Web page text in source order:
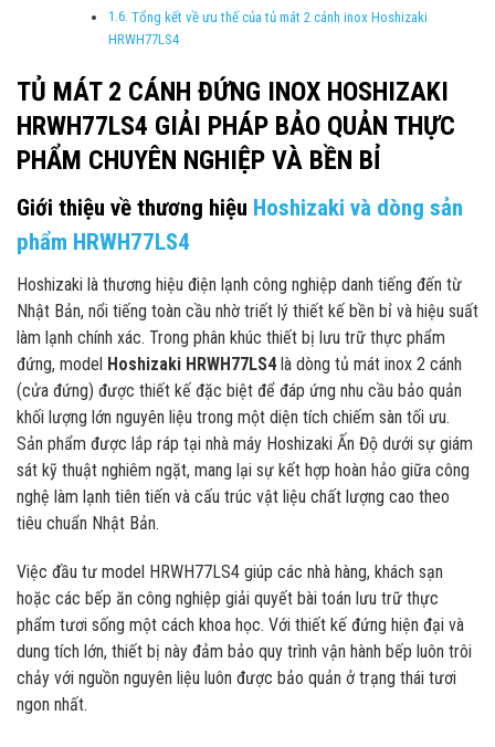
Tổng kết về ưu thế của tủ mát 2 cánh inox Hoshizaki
HRWH77LS4
TỦ MÁT 2 CÁNH ĐỨNG INOX HOSHIZAKI
HRWH77LS4 GIẢI PHÁP BẢO QUẢN THỰC
PHẨM CHUYÊN NGHIỆP VÀ BỀN BỈ
Giới thiệu về thương hiệu Hoshizaki và dòng sản
phẩm HRWH77LS4
Hoshizaki là thương hiệu điện lạnh công nghiệp danh tiếng đến từ
Nhật Bản, nổi tiếng toàn cầu nhờ triết lý thiết kế bền bỉ và hiệu suất
làm lạnh chính xác. Trong phân khúc thiết bị lưu trữ thực phẩm
đứng, model Hoshizaki HRWH77LS4là dòng tủ mát inox 2 cánh
(cửa đứng) được thiết kế đặc biệt để đáp ứng nhu cầu bảo quản
khối lượng lớn nguyên liệu trong một diện tích chiếm sàn tối ưu.
Sản phẩm được lắp ráp tại nhà máy Hoshizaki Ấn Độ dưới sự giám
sát kỹ thuật nghiêm ngặt, mang lại sự kết hợp hoàn hảo giữa công
nghệ làm lạnh tiên tiến và cấu trúc vật liệu chất lượng cao theo
tiêu chuẩn Nhật Bản.
Việc đầu tư model HRWH77LS4 giúp các nhà hàng, khách sạn
hoặc các bếp ăn công nghiệp giải quyết bài toán lưu trữ thực
phẩm tươi sống một cách khoa học. Với thiết kế đứng hiện đại và
dung tích lớn, thiết bị này đảm bảo quy trình vận hành bếp luôn trôi
chảy với nguồn nguyên liệu luôn được bảo quản ở trạng thái tươi
ngon nhất.